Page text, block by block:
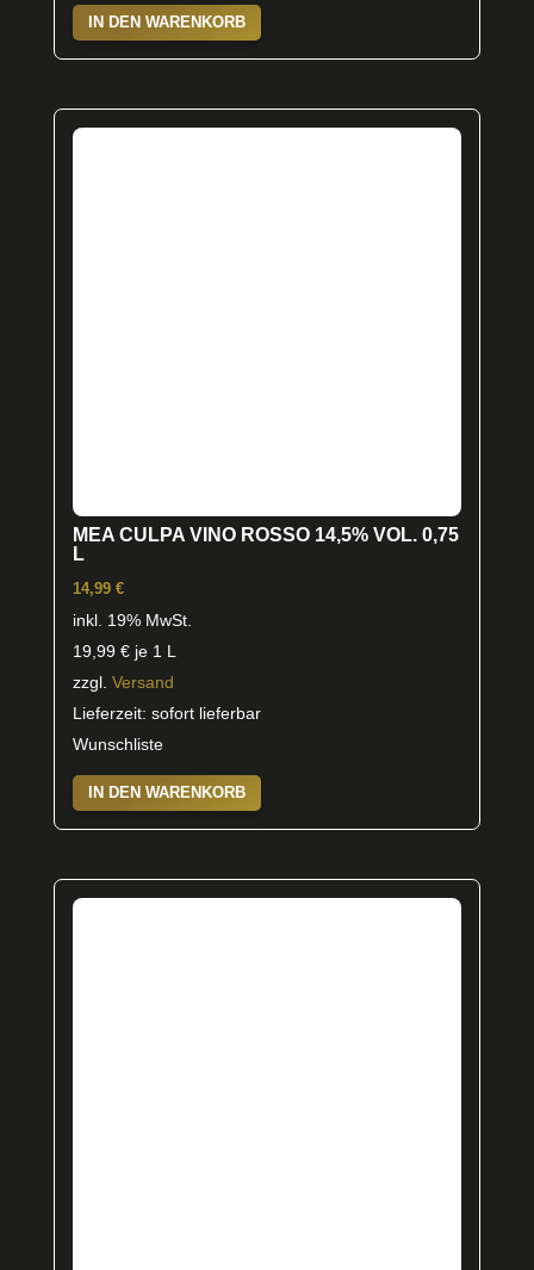
IN DEN WARENKORB
MEA CULPA VINO ROSSO 14,5% VOL. 0,75
L
14,99 €
inkl. 19% MwSt.
19,99 €je 1 L
zzgl. Versand
Lieferzeit: sofort lieferbar
Wunschliste
IN DEN WARENKORB